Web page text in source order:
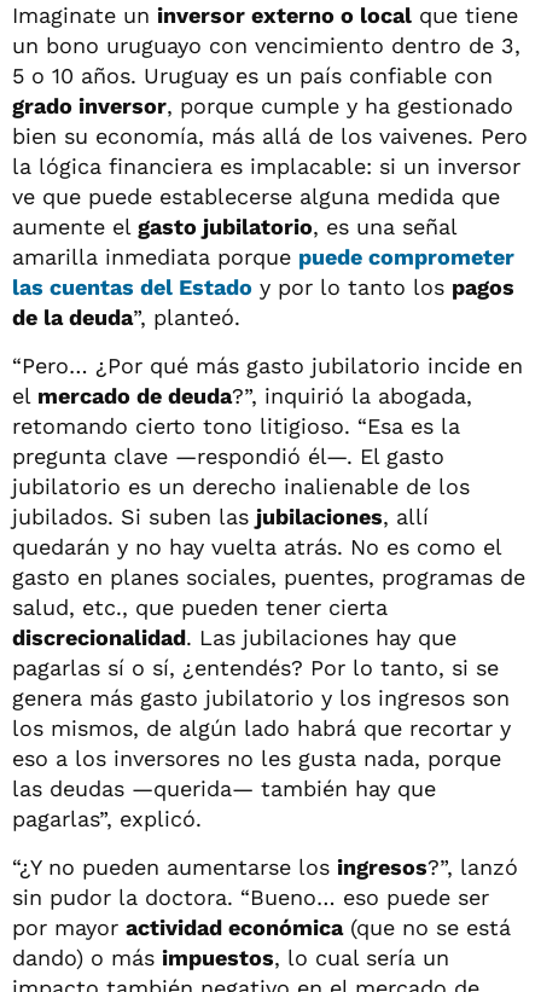
Imaginate un inversor externo o local que tiene
un bono uruguayo con vencimiento dentro de 3,
5 o 10 años. Uruguay es un país confiable con
grado inversor, porque cumple y ha gestionado
bien su economía, más allá de los vaivenes. Pero
la lógica financiera es implacable: si un inversor
ve que puede establecerse alguna medida que
aumente el gasto jubilatorio, es una señal
amarilla inmediata porque puede comprometer
las cuentas del Estado y por lo tanto los pagos
de la deuda”, planteó.
“Pero… ¿Por qué más gasto jubilatorio incide en
el mercado de deuda?”, inquirió la abogada,
retomando cierto tono litigioso. “Esa es la
pregunta clave —respondió él—. El gasto
jubilatorio es un derecho inalienable de los
jubilados. Si suben las jubilaciones, allí
quedarán y no hay vuelta atrás. No es como el
gasto en planes sociales, puentes, programas de
salud, etc., que pueden tener cierta
discrecionalidad. Las jubilaciones hay que
pagarlas sí o sí, ¿entendés? Por lo tanto, si se
genera más gasto jubilatorio y los ingresos son
los mismos, de algún lado habrá que recortar y
eso a los inversores no les gusta nada, porque
las deudas —querida— también hay que
pagarlas”, explicó.
“¿Y no pueden aumentarse los ingresos?”, lanzó
sin pudor la doctora. “Bueno… eso puede ser
por mayor actividad económica(que no se está
dando) o más impuestos, lo cual sería un